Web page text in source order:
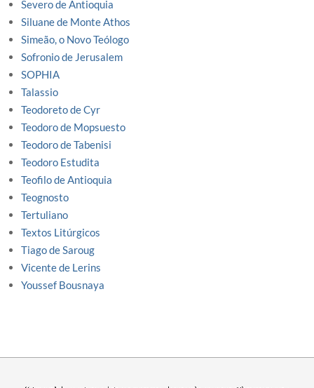
Severo de Antioquia
Siluane de Monte Athos
Simeão, o Novo Teólogo
Sofronio de Jerusalem
SOPHIA
Talassio
Teodoreto de Cyr
Teodoro de Mopsuesto
Teodoro de Tabenisi
Teodoro Estudita
Teofilo de Antioquia
Teognosto
Tertuliano
Textos Litúrgicos
Tiago de Saroug
Vicente de Lerins
Youssef Bousnaya